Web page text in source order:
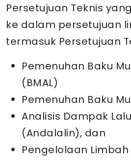
Persetujuan Teknis
ke dalam persetujuan
termasuk Persetujuan
Pemenuhan Baku
(BMAL)
Pemenuhan Baku
Analisis Dampak
(Andalalin), dan
Pengelolaan Limbah